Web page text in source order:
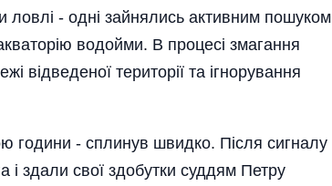
ловлі - одні зайнялись активним пошуком
водойми. В процесі змагання
відведеної території та ігнорування
години - сплинув швидко. Після сигналу
здали свої здобутки суддям Петру